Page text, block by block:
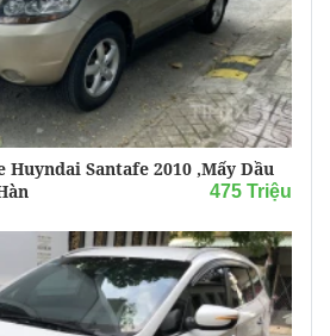
Huyndai Santafe 2010 ,mấy Dầu
475 Triệu